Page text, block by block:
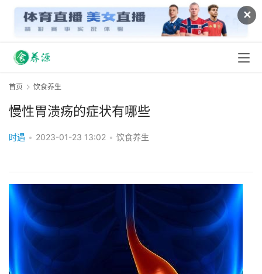
✕
首页 饮食养生
慢性胃溃疡的症状有哪些
时遇 • 2023-01-23 13:02 • 饮食养生